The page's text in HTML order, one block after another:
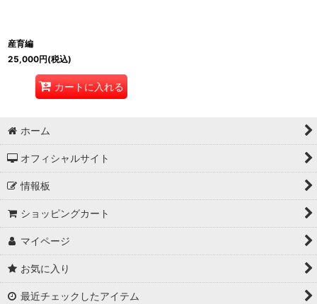
産育編
25,000円(税込)
カートに入れる
ホーム
オフィシャルサイト
情報板
ショッピングカート
マイページ
お気に入り
最近チェックしたアイテム